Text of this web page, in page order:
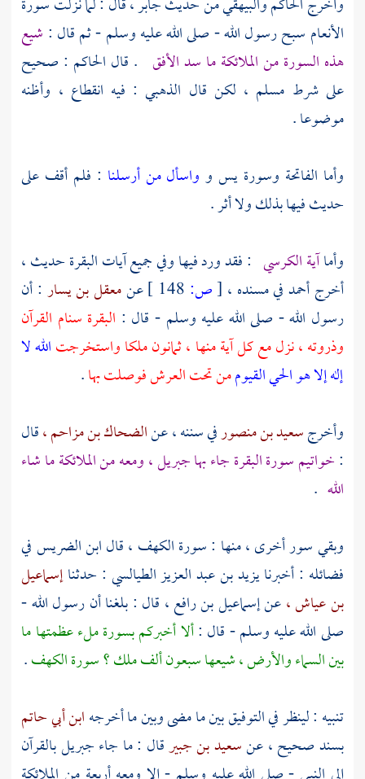
الأنعام سبح رسول الله - صلى الله عليه وسلم - ثم قال : شيع
هذه السورة من الملائكة ما سد الأفق . قال الحاكم : صحيح
على شرط مسلم ، لكن قال الذهبي : فيه انقطاع ، وأظنه
موضوعا .
وأما الفاتحة وسورة يس و واسأل من أرسلنا : فلم أقف على
حديث فيها بذلك ولا أثر .
وأماآية الكرسي : فقد ورد فيها وفي جميع آيات البقرة حديث ،
أخرجأحمدفي مسنده ، [ص: عنمعقل بن يسار : أن
رسول الله - صلى الله عليه وسلم - قال : البقرة سنام القرآن
وذروته ، نزل مع كل آية منها ، ثمانون ملكا واستخرجتالله لا
إله إلا هو الحي القيوممن تحت العرش فوصلت بها.
وأخرجسعيد بن منصورفي سننه ، عنالضحاك بن مزاحم ،قال
:خواتيم سورة البقرة جاء بهاجبريل، ومعه من الملائكة ما شاء
الله .
وبقي سور أخرى ، منها : سورة الكهف ، قالابن الضريسفي
فضائله : أخبرنايزيد بن عبد العزيز الطيالسي : حدثناإسماعيل
بن عياش ،عنإسماعيل بن رافع، قال : بلغنا أن رسول الله -
صلى الله عليه وسلم - قال :ألا أخبركم بسورة ملء عظمتها ما
بين السماء والأرض ، شيعها سبعون ألف ملك ؟ سورة الكهف.
تنبيه : لينظر في التوفيق بين ما مضى وبين ما أخرجهابن أبي حاتم
بسند صحيح ، عنسعيد بن جبيرقال : ما جاءجبريلبالقرآن